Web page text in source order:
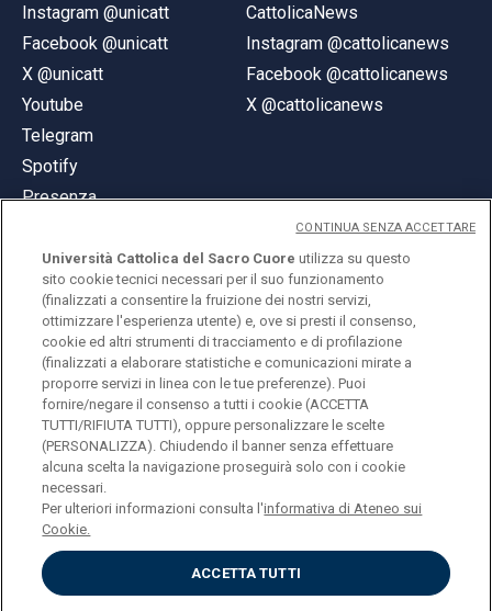
Instagram @unicatt
Facebook @unicatt
X @unicatt
Youtube
Telegram
Spotify
Presenza
CattolicaNews
Instagram @cattolicanews
Facebook @cattolicanews
X @cattolicanews
© Università Cattolica del Sacro Cuore
Largo A. Gemelli 1, 20123 Milano
PI 02133120150
ENGLISH
Privacy
Università Cattolica del Sacro Cuore utilizza su questo
sito cookie tecnici necessari per il suo funzionamento
(finalizzati a consentire la fruizione dei nostri servizi,
ottimizzare l'esperienza utente) e, ove si presti il consenso,
cookie ed altri strumenti di tracciamento e di profilazione
(finalizzati a elaborare statistiche e comunicazioni mirate a
proporre servizi in linea con le tue preferenze). Puoi
fornire/negare il consenso a tutti i cookie (ACCETTA
TUTTI/RIFIUTA TUTTI), oppure personalizzare le scelte
(PERSONALIZZA). Chiudendo il banner senza effettuare
alcuna scelta la navigazione proseguirà solo con i cookie
necessari.
Per ulteriori informazioni consulta l'informativa di Ateneo sui
Cookie.
ACCETTA TUTTI
CONTINUA SENZA ACCETTARE